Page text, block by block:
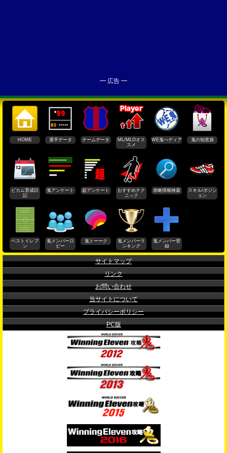
━ 広告 ━
HOME 選手データ チームデータ
ML/MLOオス
スメ
WE鬼ぺディア 鬼の知恵袋
ビカム育成日
記
鬼アンケート 超アンケート
おすすめテク
ニック
攻略情報検索
スキル/ポジシ
ョン
ベストイレブ
ン
鬼メンバーロ
ビー
鬼トーーク
鬼メンバーラ
ンキング
鬼メンバー登
録
サイトマップ
リンク
お問い合わせ
当サイトについて
プライバシーポリシー
PC版